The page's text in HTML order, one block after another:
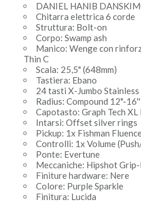
DANIEL HANIB
Chitarra elettrica 6 corde
Struttura: Bolt-on
Corpo: Swamp ash
Manico: Wenge con
Thin C
Scala: 25,5" (648mm)
Tastiera: Ebano
24 tasti X-Jumbo Stainless
Radius: Compound 12"-16''
Capotasto: Graph Tech XL
Intarsi: Offset silver rings
Pickup: 1x Fishman
Controlli: 1x Volume
Ponte: Evertune
Meccaniche: Hipshot
Finiture hardware: Nere
Colore: Purple Sparkle
Finitura: Lucida